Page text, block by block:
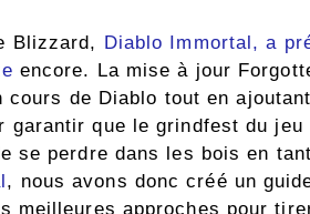
Blizzard,
Diablo Immortal, a
encore. La mise à jour
de Diablo tout en
que le grindfest du jeu
se perdre dans les bois en
, nous avons donc créé un
meilleures approches pour